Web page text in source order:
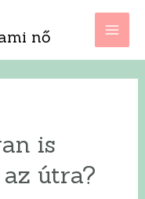
nő
is
útra?